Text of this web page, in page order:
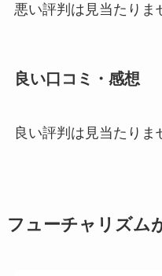
悪い評判は見当たりま
良い口コミ・感想
良い評判は見当たりま
フューチャリズム